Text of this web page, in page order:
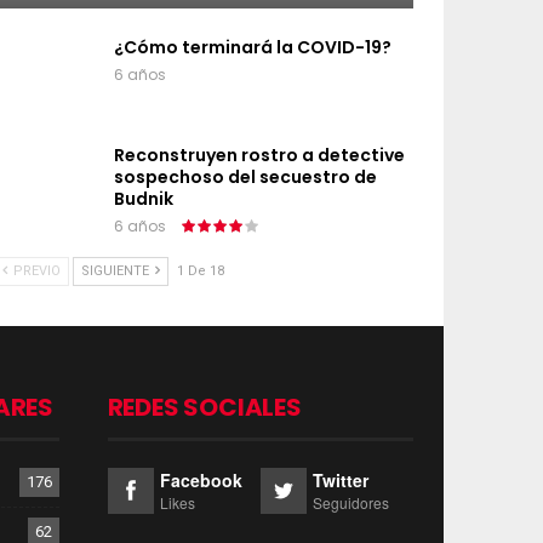
¿Cómo terminará la COVID-19?
6 años
Reconstruyen rostro a detective
sospechoso del secuestro de
Budnik
6 años
PREVIO SIGUIENTE 1 De 18
176
62
REDES SOCIALES
Facebook
Likes
Twitter
Seguidores